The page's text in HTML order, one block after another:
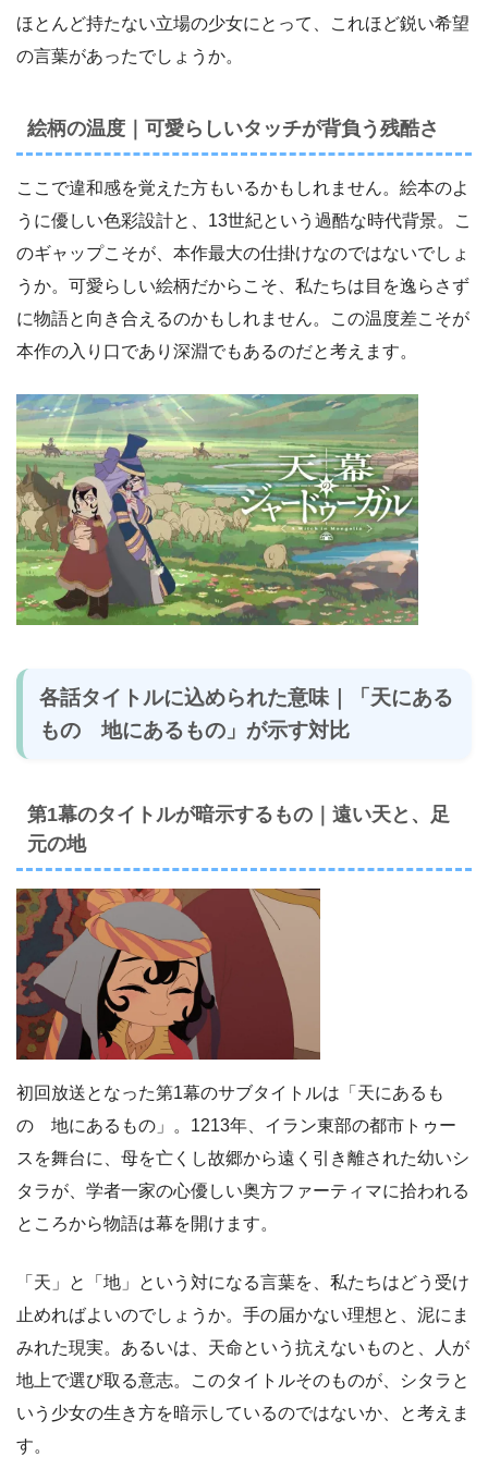
ほとんど持たない立場の少女にとって、これほど鋭い希望
の言葉があったでしょうか。
絵柄の温度｜可愛らしいタッチが背負う残酷さ
ここで違和感を覚えた方もいるかもしれません。絵本のよ
うに優しい色彩設計と、13世紀という過酷な時代背景。こ
のギャップこそが、本作最大の仕掛けなのではないでしょ
うか。可愛らしい絵柄だからこそ、私たちは目を逸らさず
に物語と向き合えるのかもしれません。この温度差こそが
本作の入り口であり深淵でもあるのだと考えます。
各話タイトルに込められた意味｜「天にある
もの 地にあるもの」が示す対比
第1幕のタイトルが暗示するもの｜遠い天と、足
元の地
初回放送となった第1幕のサブタイトルは「天にあるも
の 地にあるもの」。1213年、イラン東部の都市トゥー
スを舞台に、母を亡くし故郷から遠く引き離された幼いシ
タラが、学者一家の心優しい奥方ファーティマに拾われる
ところから物語は幕を開けます。
「天」と「地」という対になる言葉を、私たちはどう受け
止めればよいのでしょうか。手の届かない理想と、泥にま
みれた現実。あるいは、天命という抗えないものと、人が
地上で選び取る意志。このタイトルそのものが、シタラと
いう少女の生き方を暗示しているのではないか、と考えま
す。